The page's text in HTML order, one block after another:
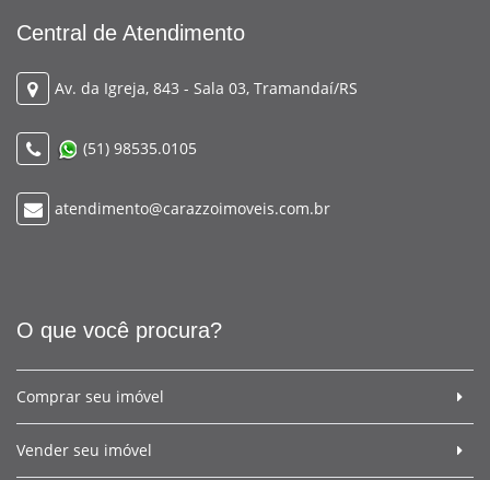
Central de Atendimento
Av. da Igreja, 843 - Sala 03, Tramandaí/RS
(51) 98535.0105
atendimento@carazzoimoveis.com.br
O que você procura?
Comprar seu imóvel
Vender seu imóvel